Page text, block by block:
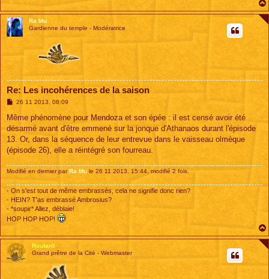
Ra Mu
Gardienne du temple - Modératrice
Re: Les incohérences de la saison
M
s
a
g
26 11 2013, 08:09
Même phénomène pour Mendoza et son épée : il est censé avoir été
désarmé avant d'être emmené sur la jonque d'Athanaos durant l'épisode
13. Or, dans la séquence de leur entrevue dans le vaisseau olmèque
(épisode 26), elle a réintégré son fourreau.
Modifié en dernier parRa Mu le 26 11 2013, 15:44, modifié 2 fois.
- On s'est tout de même embrassés, cela ne signifie donc rien?
- HEIN? T'as embrassé Ambrosius?
- *soupir* Allez, déblaie!
HOP HOP HOP!
Routard
Grand prêtre de la Cité - Webmaster